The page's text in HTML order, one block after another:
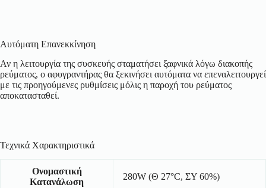
Αυτόματη Επανεκκίνηση
Αν η λειτουργία της συσκευής σταματήσει ξαφνικά λόγω διακοπής
ρεύματος, ο αφυγραντήρας θα ξεκινήσει αυτόματα να επεναλειτουργεί
με τις προηγούμενες ρυθμίσεις μόλις η παροχή του ρεύματος
αποκατασταθεί.
Τεχνικά Χαρακτηριστικά
Ονομαστική
Κατανάλωση
280W (Θ 27°C, ΣΥ 60%)